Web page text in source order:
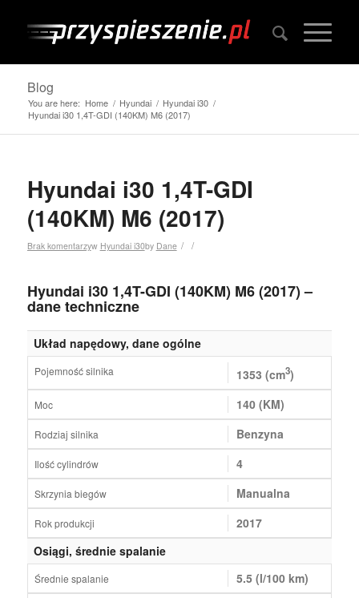
Blog
You are here: Home / Hyundai / Hyundai i30 /
Hyundai i30 1,4T-GDI (140KM) M6 (2017)
Hyundai i30 1,4T-GDI
(140KM) M6 (2017)
Brak komentarzy /
w Hyundai i30 /
by Dane
Hyundai i30 1,4T-GDI (140KM) M6 (2017) –
dane techniczne
Układ napędowy, dane ogólne
Pojemność silnika 1353 (cm3)
Moc 140 (KM)
Rodziaj silnika Benzyna
Ilość cylindrów 4
Skrzynia biegów Manualna
Rok produkcji
2017
Osiągi, średnie spalanie
Średnie spalanie 5.5 (l/100 km)